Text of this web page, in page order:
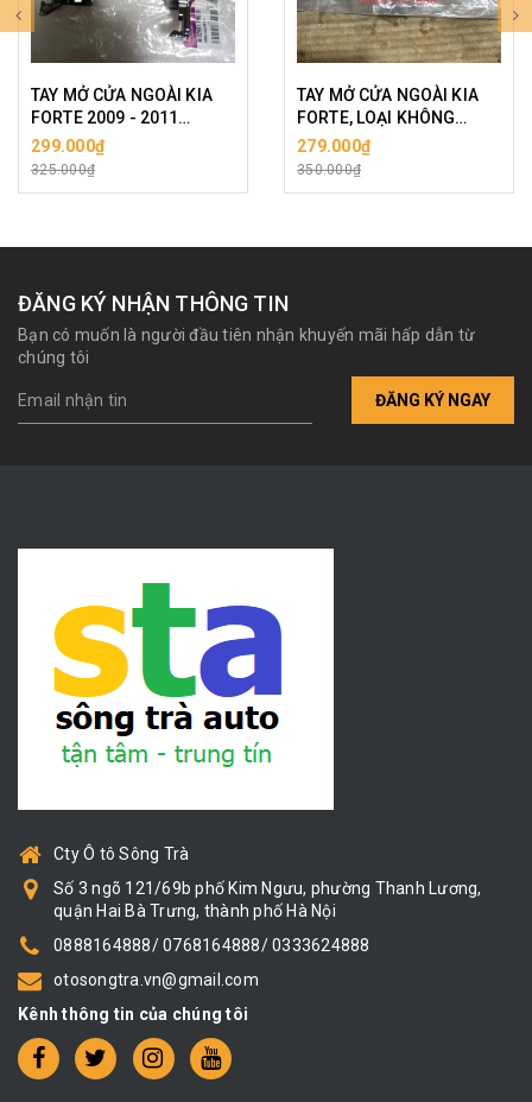
TAY MỞ CỬA NGOÀI KIA
FORTE 2009 - 2011
KHÔNG ĐIỆN. TAY MỞ
CỬA TRONG KIA FORTE
299.000₫
325.000₫
TAY MỞ CỬA NGOÀI KIA
FORTE, LOẠI KHÔNG
ĐIỆN. TAY NẮM NGOÀI
FORTE
279.000₫
350.000₫
ĐĂNG KÝ NHẬN THÔNG TIN
Bạn có muốn là người đầu tiên nhận khuyến mãi hấp dẫn từ
chúng tôi
ĐĂNG KÝ NGAY
Cty Ô tô Sông Trà
Số 3 ngõ 121/69b phố Kim Ngưu, phường Thanh Lương,
quận Hai Bà Trưng, thành phố Hà Nội
0888164888/ 0768164888/ 0333624888
otosongtra.vn@gmail.com
Kênh thông tin của chúng tôi